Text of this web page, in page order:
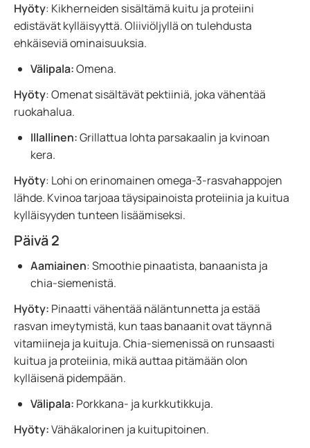
Hyöty: Kikherneiden sisältämä kuitu ja proteiini
edistävät kylläisyyttä. Oliiviöljyllä on tulehdusta
ehkäiseviä ominaisuuksia.
Välipala:Omena.
Hyöty: Omenat sisältävät pektiiniä, joka vähentää
ruokahalua.
Illallinen:Grillattua lohta parsakaalin ja kvinoan
kera.
Hyöty: Lohi on erinomainen omega-3-rasvahappojen
lähde. Kvinoa tarjoaa täysipainoista proteiinia ja kuitua
kylläisyyden tunteen lisäämiseksi.
Päivä 2
Aamiainen: Smoothie pinaatista, banaanista ja
chia-siemenistä.
Hyöty: Pinaatti vähentää näläntunnetta ja estää
rasvan imeytymistä, kun taas banaanit ovat täynnä
vitamiineja ja kuituja. Chia-siemenissä on runsaasti
kuitua ja proteiinia, mikä auttaa pitämään olon
kylläisenä pidempään.
Välipala: Porkkana- ja kurkkutikkuja.
Hyöty:Vähäkalorinen ja kuitupitoinen.